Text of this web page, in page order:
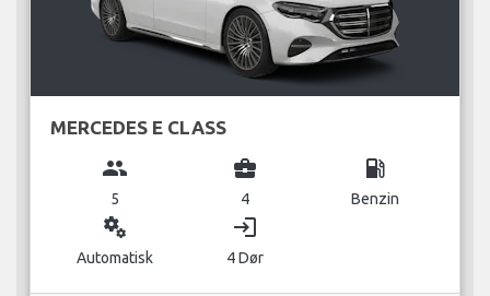
MERCEDES E CLASS
group
5
business_center
4
local_gas_station
Benzin
miscellaneous_services
Automatisk
login
4 Dør